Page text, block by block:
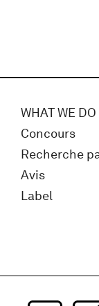
WHAT WE DO
Concours
Recherche
Avis
Label